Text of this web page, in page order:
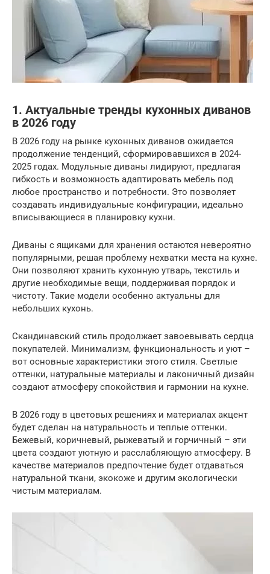
1. Актуальные тренды кухонных диванов
в 2026 году
В 2026 году на рынке кухонных диванов ожидается
продолжение тенденций, сформировавшихся в 2024-
2025 годах. Модульные диваны лидируют, предлагая
гибкость и возможность адаптировать мебель под
любое пространство и потребности. Это позволяет
создавать индивидуальные конфигурации, идеально
вписывающиеся в планировку кухни.
Диваны с ящиками для хранения остаются невероятно
популярными, решая проблему нехватки места на кухне.
Они позволяют хранить кухонную утварь, текстиль и
другие необходимые вещи, поддерживая порядок и
чистоту. Такие модели особенно актуальны для
небольших кухонь.
Скандинавский стиль продолжает завоевывать сердца
покупателей. Минимализм, функциональность и уют –
вот основные характеристики этого стиля. Светлые
оттенки, натуральные материалы и лаконичный дизайн
создают атмосферу спокойствия и гармонии на кухне.
В 2026 году в цветовых решениях и материалах акцент
будет сделан на натуральность и теплые оттенки.
Бежевый, коричневый, рыжеватый и горчичный – эти
цвета создают уютную и расслабляющую атмосферу. В
качестве материалов предпочтение будет отдаваться
натуральной ткани, экокоже и другим экологически
чистым материалам.